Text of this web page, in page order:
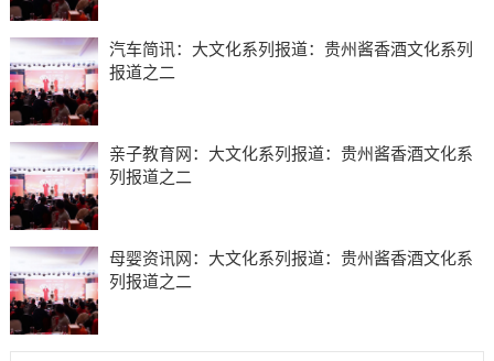
汽车简讯：大文化系列报道：贵州酱香酒文化系列
报道之二
亲子教育网：大文化系列报道：贵州酱香酒文化系
列报道之二
母婴资讯网：大文化系列报道：贵州酱香酒文化系
列报道之二